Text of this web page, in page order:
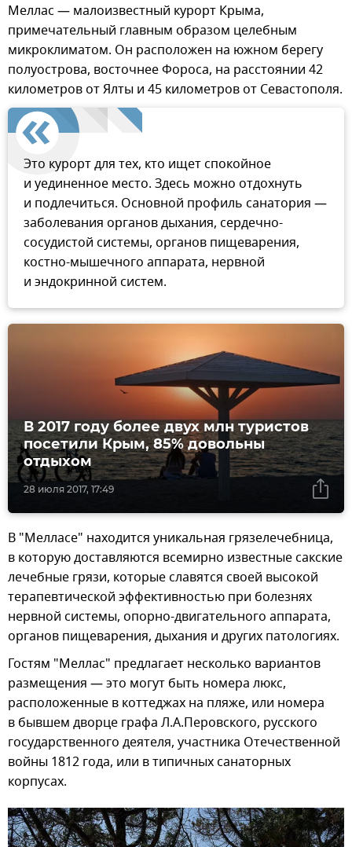
Меллас — малоизвестный курорт Крыма,
примечательный главным образом целебным
микроклиматом. Он расположен на южном берегу
полуострова, восточнее Фороса, на расстоянии 42
километров от Ялты и 45 километров от Севастополя.
Это курорт для тех, кто ищет спокойное
и уединенное место. Здесь можно отдохнуть
и подлечиться. Основной профиль санатория —
заболевания органов дыхания, сердечно-
сосудистой системы, органов пищеварения,
костно-мышечного аппарата, нервной
и эндокринной систем.
28 июля 2017, 17:49
В 2017 году более двух млн туристов
посетили Крым, 85% довольны
отдыхом
В "Мелласе" находится уникальная грязелечебница,
в которую доставляются всемирно известные сакские
лечебные грязи, которые славятся своей высокой
терапевтической эффективностью при болезнях
нервной системы, опорно-двигательного аппарата,
органов пищеварения, дыхания и других патологиях.
Гостям "Меллас" предлагает несколько вариантов
размещения — это могут быть номера люкс,
расположенные в коттеджах на пляже, или номера
в бывшем дворце графа Л.А.Перовского, русского
государственного деятеля, участника Отечественной
войны 1812 года, или в типичных санаторных
корпусах.